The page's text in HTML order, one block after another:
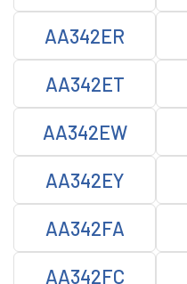
AA342ER
AA342ET
AA342EW
AA342EY
AA342FA
AA342FC